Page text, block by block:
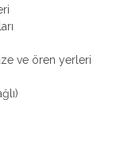
ve ören yerleri